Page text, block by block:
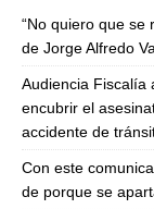
“No quiero que se
de Jorge Alfredo
Audiencia Fiscalía
encubrir el
accidente de
Con este
de porque se